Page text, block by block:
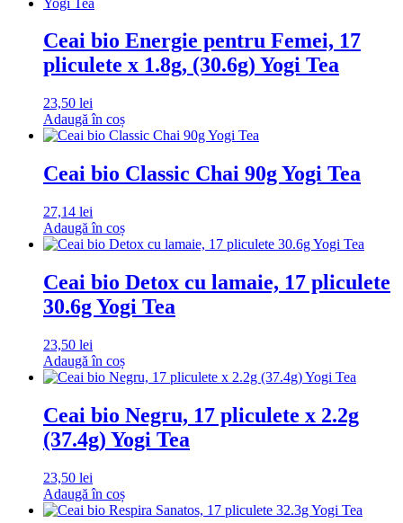
Ceai bio Energie pentru Femei, 17
pliculete x 1.8g, (30.6g) Yogi Tea
23,50 lei
Adaugă în coș
Ceai bio Classic Chai 90g Yogi Tea
27,14 lei
Adaugă în coș
Ceai bio Detox cu lamaie, 17 pliculete
30.6g Yogi Tea
23,50 lei
Adaugă în coș
Ceai bio Negru, 17 pliculete x 2.2g
(37.4g) Yogi Tea
23,50 lei
Adaugă în coș